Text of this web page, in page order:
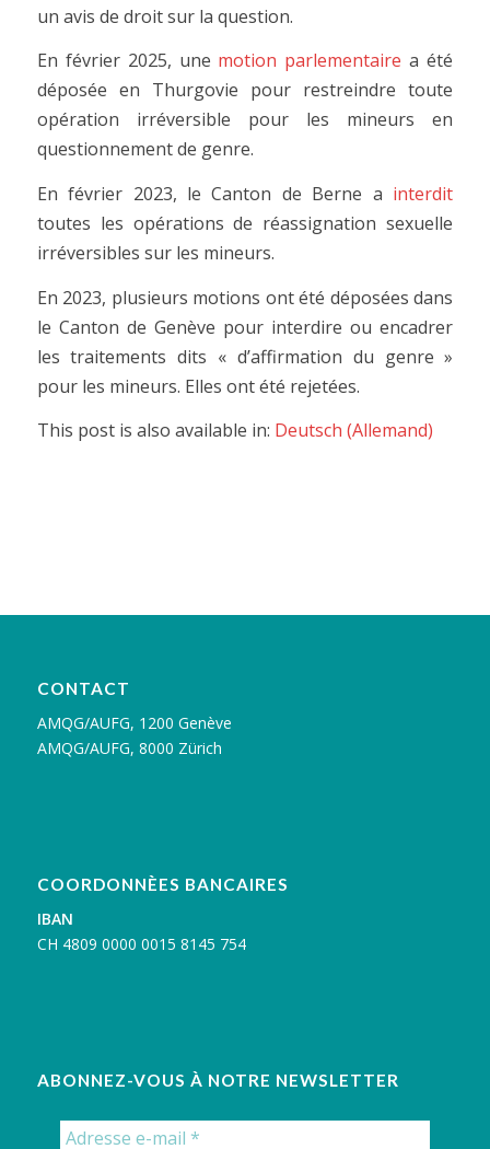
un avis de droit sur la question.
En février 2025, une motion parlementaire a été
déposée en Thurgovie pour restreindre toute
opération irréversible pour les mineurs en
questionnement de genre.
En février 2023, le Canton de Berne a interdit
toutes les opérations de réassignation sexuelle
irréversibles sur les mineurs.
En 2023, plusieurs motions ont été déposées dans
le Canton de Genève pour interdire ou encadrer
les traitements dits « d’affirmation du genre »
pour les mineurs. Elles ont été rejetées.
This post is also available in: Deutsch (Allemand)
CONTACT
AMQG/AUFG, 1200 Genève
AMQG/AUFG, 8000 Zürich
COORDONNÈES BANCAIRES
IBAN
CH 4809 0000 0015 8145 754
ABONNEZ-VOUS À NOTRE NEWSLETTER